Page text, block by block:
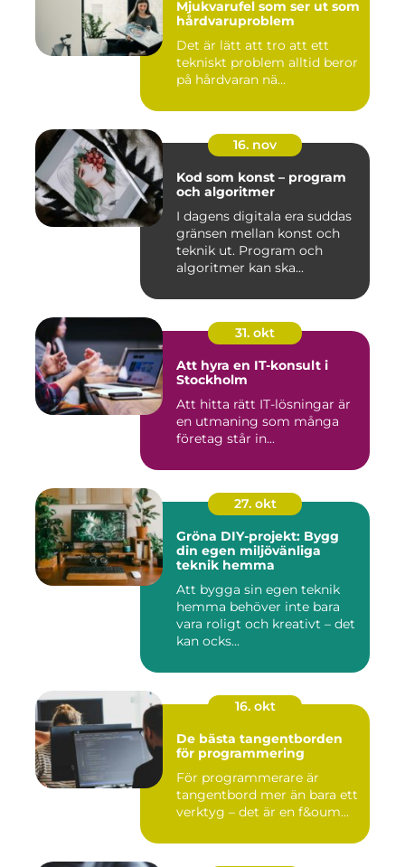
Mjukvarufel som ser ut som
hårdvaruproblem
Det är lätt att tro att ett
tekniskt problem alltid beror
på hårdvaran nä...
16. nov
Kod som konst – program
och algoritmer
I dagens digitala era suddas
gränsen mellan konst och
teknik ut. Program och
algoritmer kan ska...
31. okt
Att hyra en IT-konsult i
Stockholm
Att hitta rätt IT-lösningar är
en utmaning som många
företag står in...
27. okt
Gröna DIY-projekt: Bygg
din egen miljövänliga
teknik hemma
Att bygga sin egen teknik
hemma behöver inte bara
vara roligt och kreativt – det
kan ocks...
16. okt
De bästa tangentborden
för programmering
För programmerare är
tangentbord mer än bara ett
verktyg – det är en f&oum...